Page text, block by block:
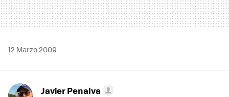
12 Marzo 2009
Javier Penalva